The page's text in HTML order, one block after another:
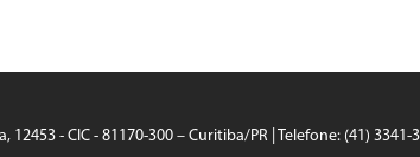
- CIC - 81170-300 – Curitiba/PR | Telefone: (41) 3341-